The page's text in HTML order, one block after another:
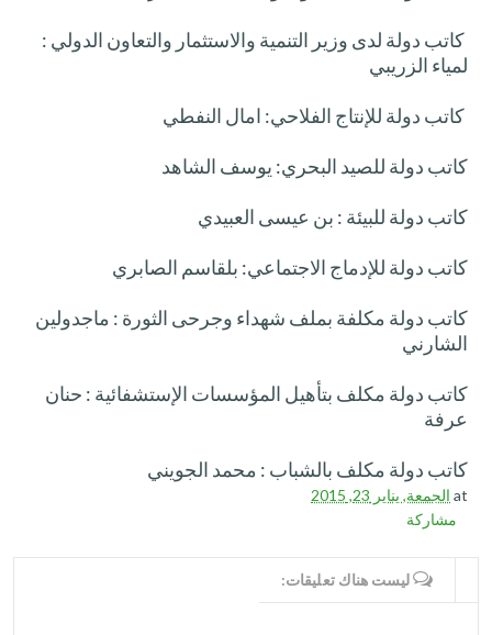
كاتب دولة لدى وزير التنمية والاستثمار والتعاون الدولي :
لمياء الزريبي
كاتب دولة للإنتاج الفلاحي: امال النفطي
كاتب دولة للصيد البحري: يوسف الشاهد
كاتب دولة للبيئة : بن عيسى العبيدي
كاتب دولة للإدماج الاجتماعي: بلقاسم الصابري
كاتب دولة مكلفة بملف شهداء وجرحى الثورة : ماجدولين
الشارني
كاتب دولة مكلف بتأهيل المؤسسات الإستشفائية : حنان
عرفة
كاتب دولة مكلف بالشباب : محمد الجويني
at الجمعة, يناير 23, 2015
مشاركة
ليست هناك تعليقات:
WRITE COMMENTS